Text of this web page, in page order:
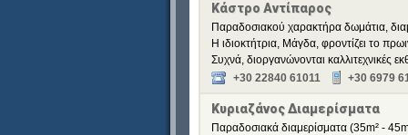
Κάστρο Αντίπαρος
Παραδοσιακού χαρακτήρα δωμάτια,
Η ιδιοκτήτρια, Μάγδα, φροντίζει το
Συχνά, διοργανώνονται καλλιτεχνικές
+30 22840 61011
+30 6979
Κυριαζάνος Διαμερίσματα
Παραδοσιακά διαμερίσματα (35m² -